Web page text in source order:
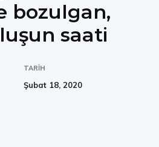
bozulgan,
saati
TARIH
Şubat 18, 2020